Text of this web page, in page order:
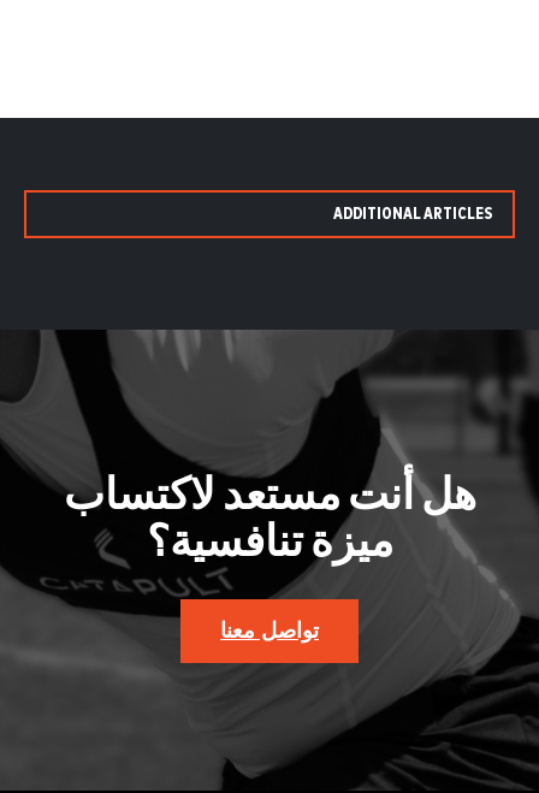
ADDITIONAL ARTICLES
هل أنت مستعد لاكتساب
ميزة تنافسية؟
تواصل معنا